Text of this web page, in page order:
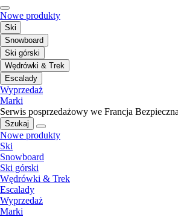
Nowe produkty
Ski
Snowboard
Ski górski
Wędrówki & Trek
Escalady
Wyprzedaż
Marki
Serwis posprzedażowy we Francja
Szukaj
Nowe produkty
Ski
Snowboard
Ski górski
Wędrówki & Trek
Escalady
Wyprzedaż
Marki